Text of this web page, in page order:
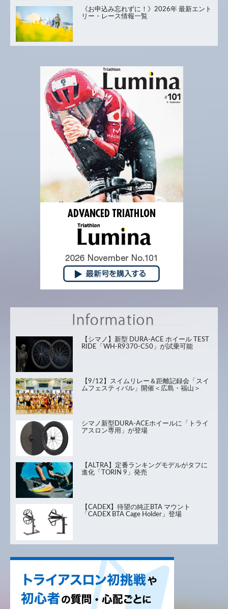
《お申込み忘れずに！》2026年 最新エント
リー・レース情報一覧
【シマノ】新型 DURA-ACE ホイール TEST
RIDE「WH-R9370-C50」が試乗可能
【9/12】スイムリレー＆距離記録会「スイ
ムフェスティバル」開催＜広島・福山＞
シマノ新型DURA-ACEホイールに「トライ
アスロン専用」が登場
【ALTRA】定番ランキングモデルがタフに
進化「TORIN 9」発売
【CADEX】待望の純正BTA マウント
「CADEX BTA Cage Holder」登場